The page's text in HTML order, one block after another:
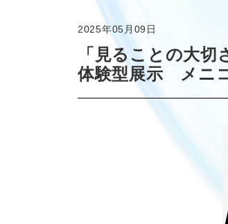
2025年05月09日
「見ることの大
体験型展示 メニ